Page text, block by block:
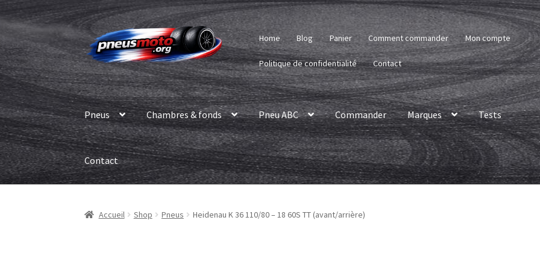
Aller
à
la
navigation
Aller
au
contenu
Home Blog Panier Comment commander Mon compte
Politique de confidentialité Contact
Pneus Chambres & fonds Pneu ABC Commander Marques Tests
Contact
Accueil Shop Pneus Heidenau K 36 110/80 – 18 60S TT (avant/arrière)